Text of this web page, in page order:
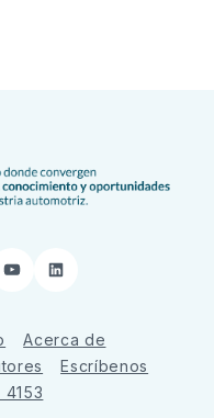
YouTubeLinkedIn
Acerca de
Escríbenos